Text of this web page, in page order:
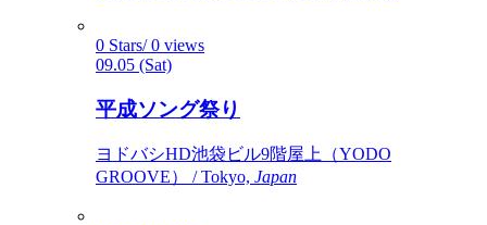
0 Stars/ 0 views
09.05 (Sat)
平成ソング祭り
ヨドバシHD池袋ビル9階屋上（YODO
GROOVE） / Tokyo, Japan